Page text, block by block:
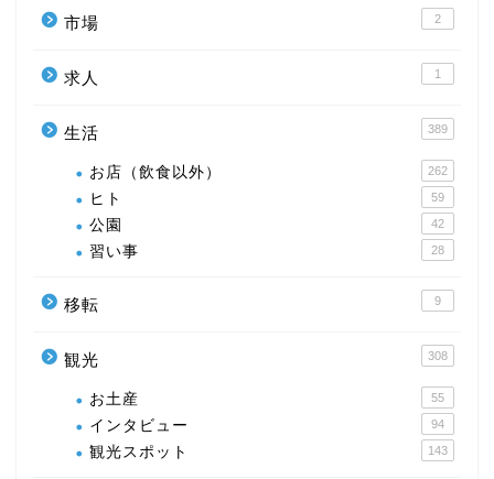
市場 2
求人 1
生活 389
お店（飲食以外） 262
ヒト 59
公園 42
習い事 28
移転 9
観光 308
お土産 55
インタビュー 94
観光スポット 143